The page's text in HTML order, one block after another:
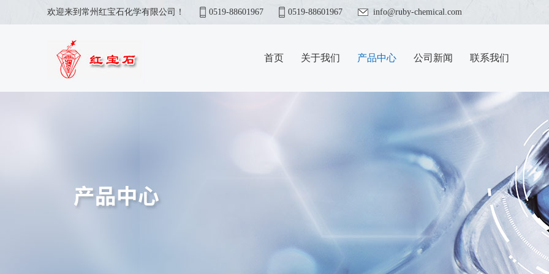
欢迎来到常州红宝石化学有限公司！ 0519-88601967 0519-88601967 info@ruby-chemical.com
首页 关于我们 产品中心 公司新闻 联系我们